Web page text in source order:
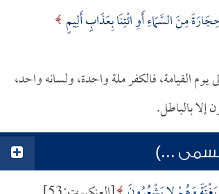
مِنَ السَّمَاءِ أَوِ ائْتِنَا بِعَذَابٍ أَلِيمٍ
القيامة، فالكفر ملة واحدة، ولسانه واحد،
بالباطل.
مسمى ...)